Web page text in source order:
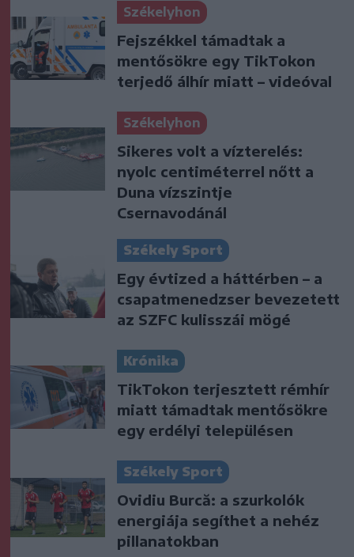
Székelyhon
Fejszékkel támadtak a
mentősökre egy TikTokon
terjedő álhír miatt – videóval
Székelyhon
Sikeres volt a vízterelés:
nyolc centiméterrel nőtt a
Duna vízszintje
Csernavodánál
Székely Sport
Egy évtized a háttérben – a
csapatmenedzser bevezetett
az SZFC kulisszái mögé
Krónika
TikTokon terjesztett rémhír
miatt támadtak mentősökre
egy erdélyi településen
Székely Sport
Ovidiu Burcă: a szurkolók
energiája segíthet a nehéz
pillanatokban